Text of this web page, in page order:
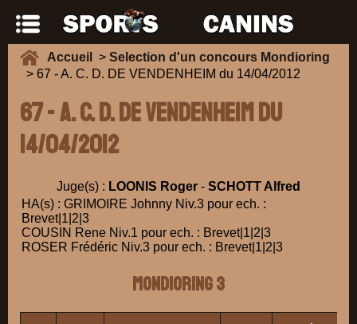
Accueil > Selection d'un concours Mondioring
> 67 - A. C. D. DE VENDENHEIM du 14/04/2012
67 - A. C. D. DE VENDENHEIM du
14/04/2012
Juge(s) : LOONIS Roger - SCHOTT Alfred
HA(s) : GRIMOIRE Johnny Niv.3 pour ech. :
Brevet|1|2|3
COUSIN Rene Niv.1 pour ech. : Brevet|1|2|3
ROSER Frédéric Niv.3 pour ech. : Brevet|1|2|3
Mondioring 3